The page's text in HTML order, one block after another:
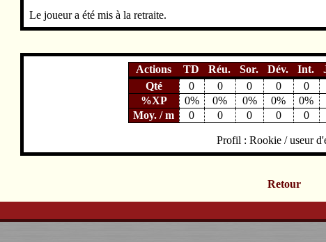
Le joueur a été mis à la retraite.
Actions TD Réu. Sor. Dév. Int.
Qté
0 0 0 0 0
%XP
0% 0% 0% 0% 0%
Moy. / m
0 0 0 0 0
Profil : Rookie / useur
Retour